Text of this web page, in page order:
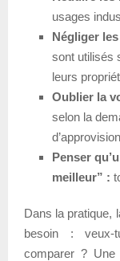
usages
Négliger
sont utilisés
leurs
Oublier la
selon la
Penser
meilleur” :
Dans la pratique,
besoin : veux-
comparer ?